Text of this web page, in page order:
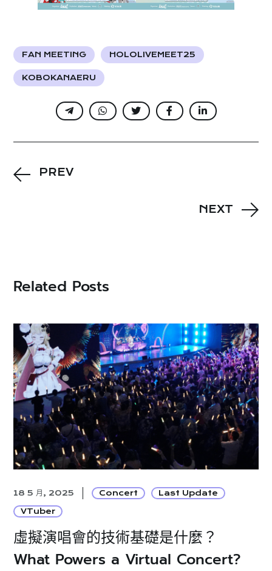
FAN MEETING HOLOLIVEMEET25
KOBOKANAERU
PREV
NEXT
Related Posts
18 5 月, 2025 Concert
Last Update
VTuber
虛擬演唱會的技術基礎是什麼？
What Powers a Virtual Concert?